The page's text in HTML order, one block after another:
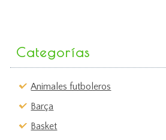
Categorías
Animales futboleros
Barça
Basket